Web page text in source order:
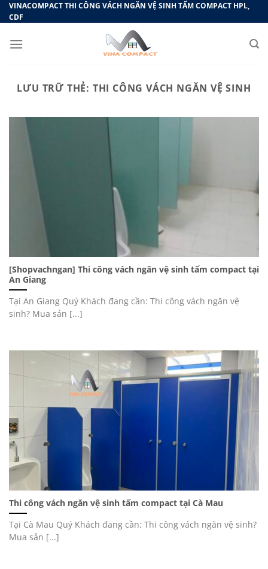
Bỏ
qua
dung
VINACOMPACT THI CÔNG VÁCH NGĂN VỆ SINH TẤM COMPACT HPL,
CDF
LƯU TRỮ THẺ: THI CÔNG VÁCH NGĂN VỆ SINH
[Shopvachngan] Thi công vách ngăn vệ sinh tấm compact tại
An Giang
Tại An Giang Quý Khách đang cần: Thi công vách ngăn vệ
sinh? Mua sản [...]
Thi công vách ngăn vệ sinh tấm compact tại Cà Mau
Tại Cà Mau Quý Khách đang cần: Thi công vách ngăn vệ sinh?
Mua sản [...]